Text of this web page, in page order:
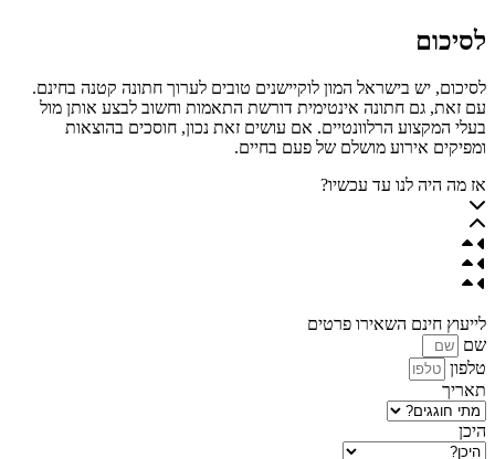
לסיכום
לסיכום, יש בישראל המון לוקיישנים טובים לערוך חתונה קטנה בחינם.
עם זאת, גם חתונה אינטימית דורשת התאמות וחשוב לבצע אותן מול
בעלי המקצוע הרלוונטיים. אם עושים זאת נכון, חוסכים בהוצאות
ומפיקים אירוע מושלם של פעם בחיים.
אז מה היה לנו עד עכשיו?
לייעוץ חינם השאירו פרטים
שם
טלפון
תאריך
היכן